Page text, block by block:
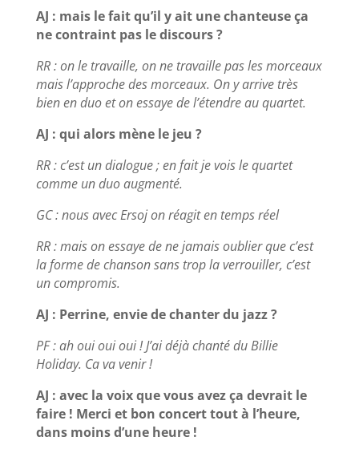
AJ : mais le fait qu’il y ait une chanteuse ça
ne contraint pas le discours ?
RR : on le travaille, on ne travaille pas les morceaux
mais l’approche des morceaux. On y arrive très
bien en duo et on essaye de l’étendre au quartet.
AJ : qui alors mène le jeu ?
RR : c’est un dialogue ; en fait je vois le quartet
comme un duo augmenté.
GC : nous avec Ersoj on réagit en temps réel
RR : mais on essaye de ne jamais oublier que c’est
la forme de chanson sans trop la verrouiller, c’est
un compromis.
AJ : Perrine, envie de chanter du jazz ?
PF : ah oui oui oui ! J’ai déjà chanté du Billie
Holiday. Ca va venir !
AJ : avec la voix que vous avez ça devrait le
faire ! Merci et bon concert tout à l’heure,
dans moins d’une heure !